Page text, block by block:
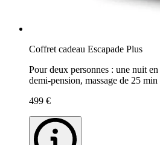
Coffret cadeau Escapade Plus
Pour deux personnes : une nuit
demi-pension, massage de 25 min
499 €